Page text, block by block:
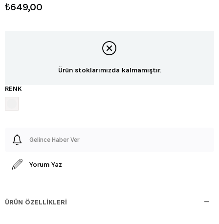
₺649,00
Ürün stoklarımızda kalmamıştır.
RENK
Gelince Haber Ver
Yorum Yaz
ÜRÜN ÖZELLIKLERI